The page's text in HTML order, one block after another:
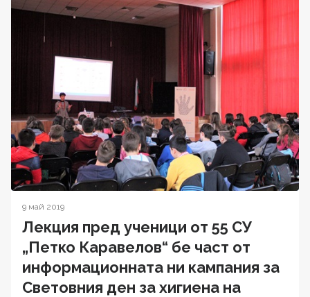
9 май 2019
Лекция пред ученици от 55 СУ
„Петко Каравелов“ бе част от
информационната ни кампания за
Световния ден за хигиена на